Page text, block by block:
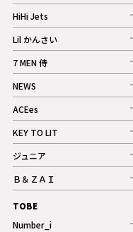
記事
HiHi Jets
記事
Lil かんさい
記事
7 MEN 侍
記事
NEWS
記事
ACEes
記事
KEY TO LIT
記事
ジュニア
記事
Ｂ＆ＺＡＩ
記事
TOBE
Number_i